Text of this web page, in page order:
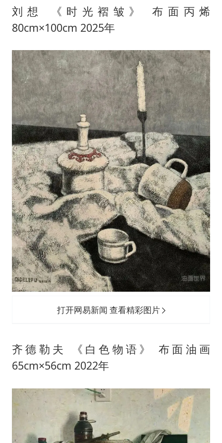
刘想 《时光褶皱》 布面丙烯
80cm×100cm 2025年
打开网易新闻 查看精彩图片
齐德勒夫 《白色物语》 布面油画
65cm×56cm 2022年